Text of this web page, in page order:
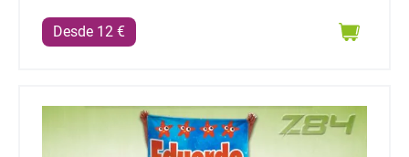
Desde 12 €
Toalla Modelo "Tiburón"